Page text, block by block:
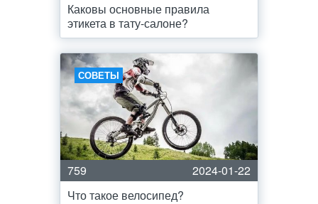
Каковы основные правила
этикета в тату-салоне?
СОВЕТЫ
759
2024-01-22
Что такое велосипед?